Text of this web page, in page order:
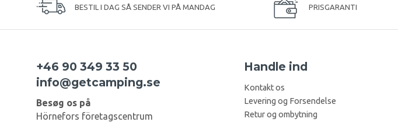
BESTIL I DAG SÅ SENDER VI PÅ MANDAG PRISGARANTI
+46 90 349 33 50
info@getcamping.se
Besøg os på
Hörnefors företagscentrum
Handle ind
Kontakt os
Levering og Forsendelse
Retur og ombytning